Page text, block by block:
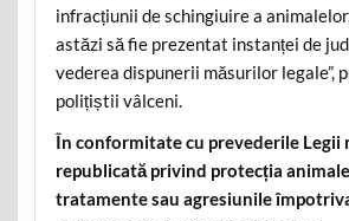
infracțiunii de schingiuire a
astăzi să fie prezentat instanței de
vederea dispunerii măsurilor legale”,
polițiștii vâlceni.
În conformitate cu prevederile Legii
republicată privind protecția
tratamente sau agresiunile